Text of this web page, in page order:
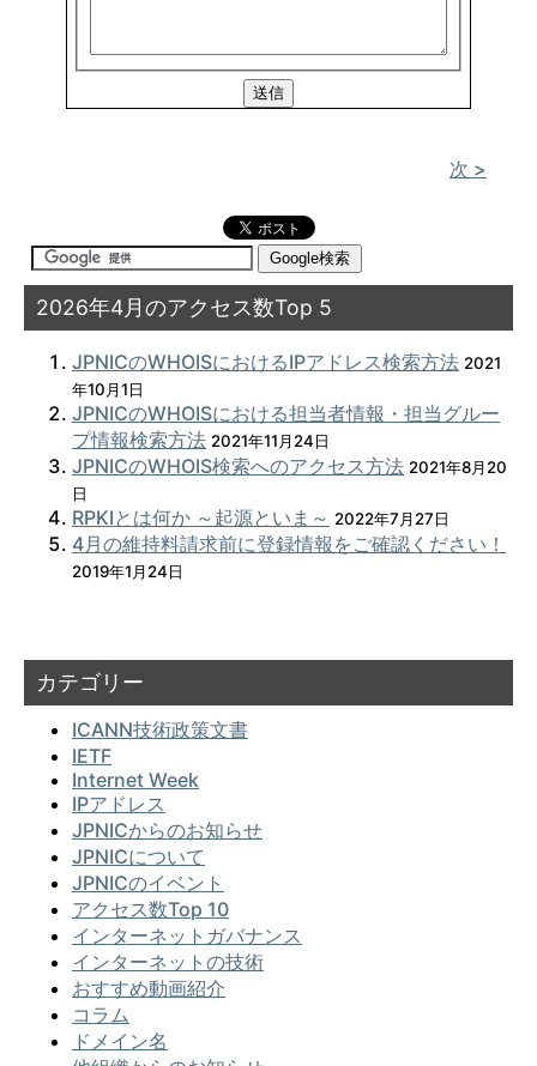
次 >
2026年4月のアクセス数Top 5
JPNICのWHOISにおけるIPアドレス検索方法 2021
年10月1日
JPNICのWHOISにおける担当者情報・担当グルー
プ情報検索方法 2021年11月24日
JPNICのWHOIS検索へのアクセス方法 2021年8月20
日
RPKIとは何か ～起源といま～ 2022年7月27日
4月の維持料請求前に登録情報をご確認ください！
2019年1月24日
カテゴリー
ICANN技術政策文書
IETF
Internet Week
IPアドレス
JPNICからのお知らせ
JPNICについて
JPNICのイベント
アクセス数Top 10
インターネットガバナンス
インターネットの技術
おすすめ動画紹介
コラム
ドメイン名